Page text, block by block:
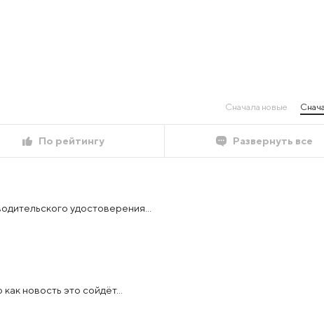
Сначала новые
По рейтингу Развернуть все
удостоверения...
новость это сойдёт...